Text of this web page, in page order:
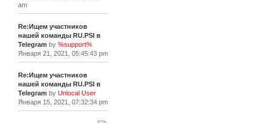
am
Re:Ищем участников
нашей команды RU.PSI в
Telegram by %support%
Января 21, 2021, 05:45:43 pm
Re:Ищем участников
нашей команды RU.PSI в
Telegram by Unlocal User
Января 15, 2021, 07:32:34 pm